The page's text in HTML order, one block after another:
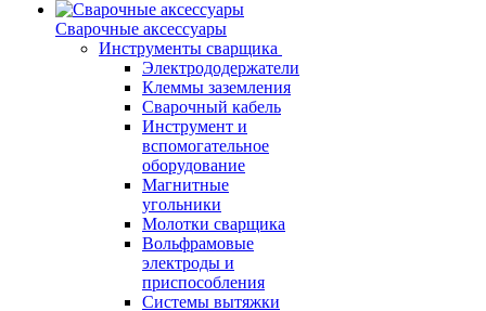
Сварочные аксессуары
Инструменты сварщика
Электрододержатели
Клеммы заземления
Сварочный кабель
Инструмент и
вспомогательное
оборудование
Магнитные
угольники
Молотки сварщика
Вольфрамовые
электроды и
приспособления
Системы вытяжки